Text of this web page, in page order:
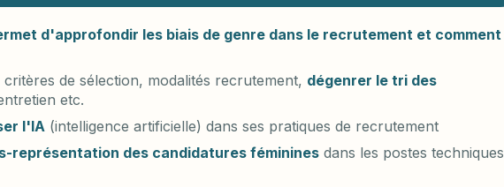
d'approfondir les biais de genre dans le recrutement et comment
critères de sélection, modalités recrutement, dégenrer le tri des
etc.
l'IA (intelligence artificielle) dans ses pratiques de recrutement
représentation des candidatures féminines dans les postes techniques